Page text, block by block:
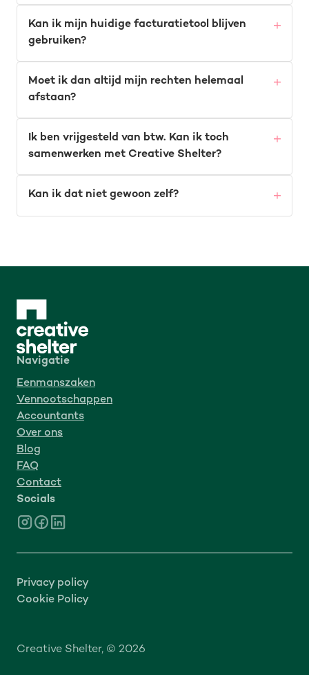
Kan ik mijn huidige facturatietool blijven
gebruiken?
Moet ik dan altijd mijn rechten helemaal
afstaan?
Ik ben vrijgesteld van btw. Kan ik toch
samenwerken met Creative Shelter?
Kan ik dat niet gewoon zelf?
Navigatie
Eenmanszaken
Vennootschappen
Accountants
Over ons
Blog
FAQ
Contact
Socials
Creative Shelter, © 2026
Privacy policy
Cookie Policy